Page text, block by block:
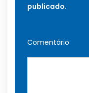
publicado.
Comentário